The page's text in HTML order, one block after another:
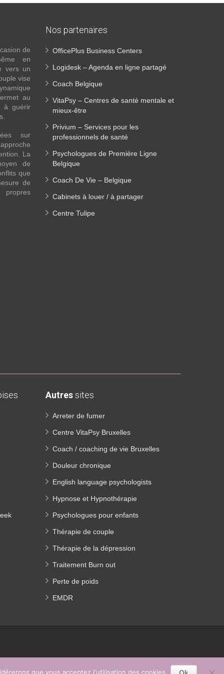
de
en
vers un
vise
au
à guérir
sur
La
de
que
de
propres
Nos partenaires
OfficePlus Business Centers
Logidesk – Agenda en ligne partagé
Coach Belgique
VitaPsy – Centres de santé mentale et
mieux-être
Privium – Services pour les
professionnels de santé
Psychologues de Première Ligne
Belgique
Coach De Vie – Belgique
Cabinets à louer / à partager
Centre Tulipe
Autressites
Arreter de fumer
Centre VitaPsy Bruxelles
Coach / coaching de vie Bruxelles
Douleur chronique
English language psychologists
Hypnose et Hypnothérapie
Psychologues pour enfants
Thérapie de couple
Thérapie de la dépression
Traitement Burn out
Perte de poids
EMDR
que vous acceptez l'utilisation des cookies